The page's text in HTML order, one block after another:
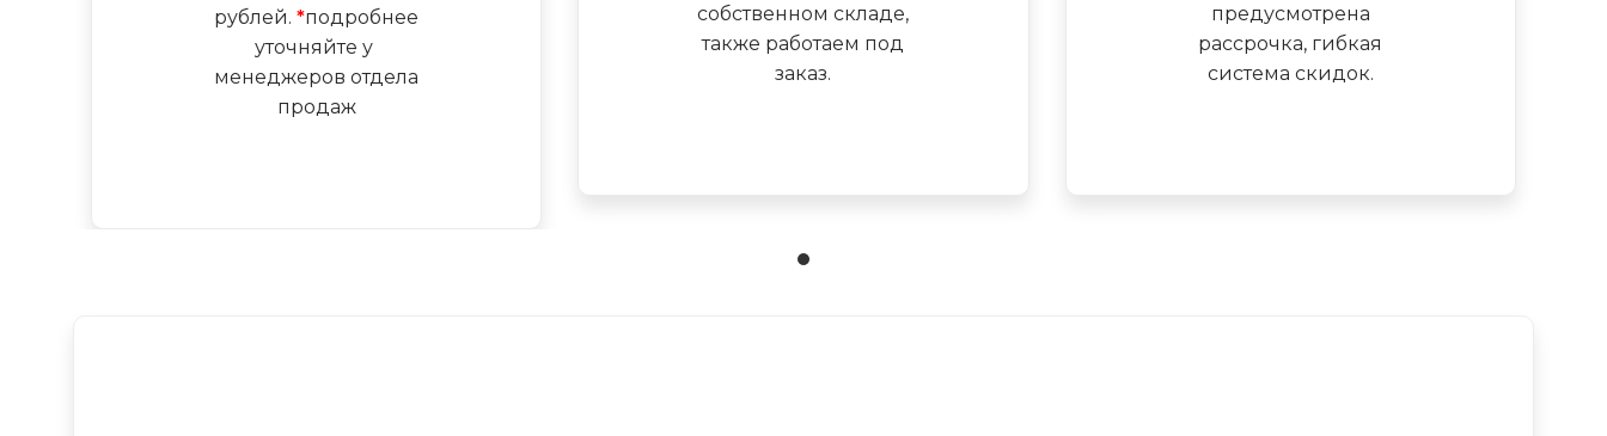
рублей.*подробнее
уточняйте у
менеджеров отдела
продаж
собственном складе,
также работаем под
заказ.
предусмотрена
рассрочка, гибкая
система скидок.